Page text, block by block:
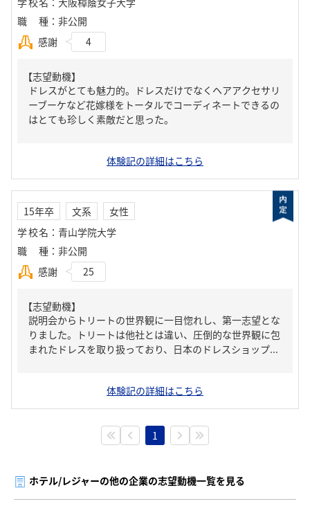
職種 ： 非公開
感謝
4
【志望動機】
ドレスがとても魅力的。ドレスだけでなくヘアアクセサリ
ーブーケなど花嫁様をトータルでコーディネートできるの
はとても珍しく素敵だと思った。
体験記の詳細はこちら
15年卒 文系
女性
学校名 ： 青山学院大学
職種 ： 非公開
感謝
25
【志望動機】
説明会からトリートの世界観に一目惚れし、第一志望とな
りました。トリートは他社とは違い、圧倒的な世界観に包
まれたドレスを取り扱っており、日本のドレスショップ...
体験記の詳細はこちら
1
ホテル/レジャーの他の企業の志望動機一覧を見る